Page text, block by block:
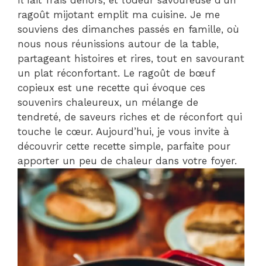
ragoût mijotant emplit ma cuisine. Je me
souviens des dimanches passés en famille, où
nous nous réunissions autour de la table,
partageant histoires et rires, tout en savourant
un plat réconfortant. Le ragoût de bœuf
copieux est une recette qui évoque ces
souvenirs chaleureux, un mélange de
tendreté, de saveurs riches et de réconfort qui
touche le cœur. Aujourd’hui, je vous invite à
découvrir cette recette simple, parfaite pour
apporter un peu de chaleur dans votre foyer.